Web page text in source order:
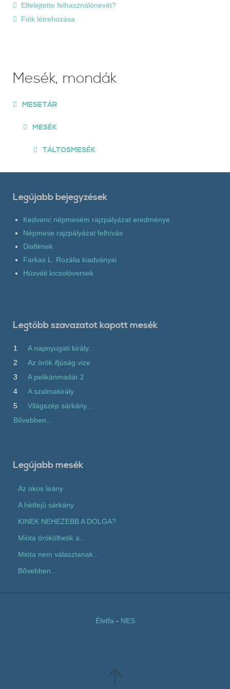
Elfelejtette felhasználónevét?
Fiók létrehozása
Mesék, mondák
MESETÁR
MESÉK
TÁLTOSMESÉK
Legújabb bejegyzések
Kedvenc népmesém rajzpályázat eredménye
Népmese rajzpályázat felhívás
Diafilmek
Farkas L. Rozália kiadványai
Húsvéti locsolóversek
Legtöbb szavazatot kapott mesék
1
A napnyugati király...
2
Az örök ifjúság vize
3
A pelikánmadár 2
4
A szalmakirály
5
Világszép sárkány...
Bővebben...
Legújabb mesék
Az okos leány
A hétfejű sárkány
KINEK NEHEZEBB A DOLGA?
Mióta örökölhetik a...
Mióta nem választanak...
Bővebben...
Életfa - NES